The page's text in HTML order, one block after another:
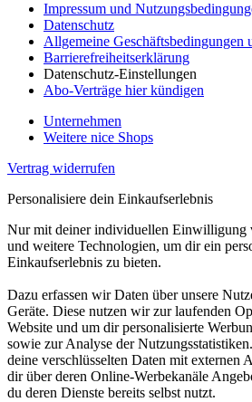
Impressum und
Datenschutz
Allgemeine Geschäftsbedingungen
Barrierefreiheitserklärung
Datenschutz-Einstellungen
Abo-Verträge hier kündigen
Unternehmen
Weitere nice Shops
Vertrag widerrufen
Personalisiere dein Einkaufserlebnis
Nur mit deiner individuellen Einwilligung
und weitere Technologien, um dir ein
Einkaufserlebnis zu bieten.
Dazu erfassen wir Daten über unsere
Geräte. Diese nutzen wir zur laufenden
Website und um dir personalisierte
sowie zur Analyse der
deine verschlüsselten Daten mit externen
dir über deren Online-Werbekanäle
du deren Dienste bereits selbst nutzt.